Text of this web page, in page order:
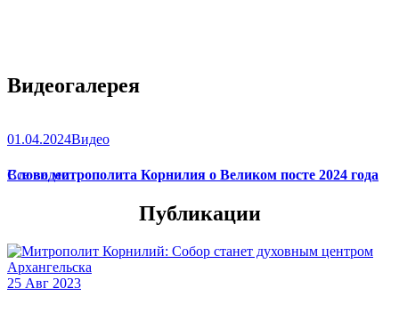
Видеогалерея
01.04.2024Видео
Слово митрополита Корнилия о Великом посте 2024 года
Все видео
Публикации
25 Авг 2023